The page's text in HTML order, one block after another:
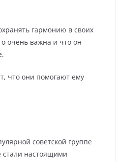
гармонию в своих
очень важна и что он
что они помогают ему
советской группе
стали настоящими